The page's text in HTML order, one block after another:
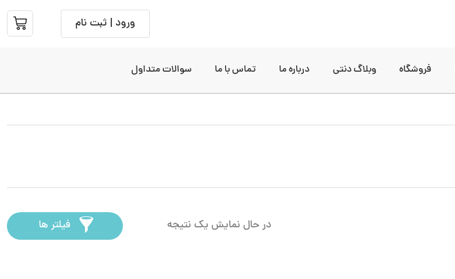
ورود | ثبت نام
فروشگاه وبلاگ دنتی درباره ما تماس با ما سوالات متداول
در حال نمایش یک نتیجه فیلتر ها